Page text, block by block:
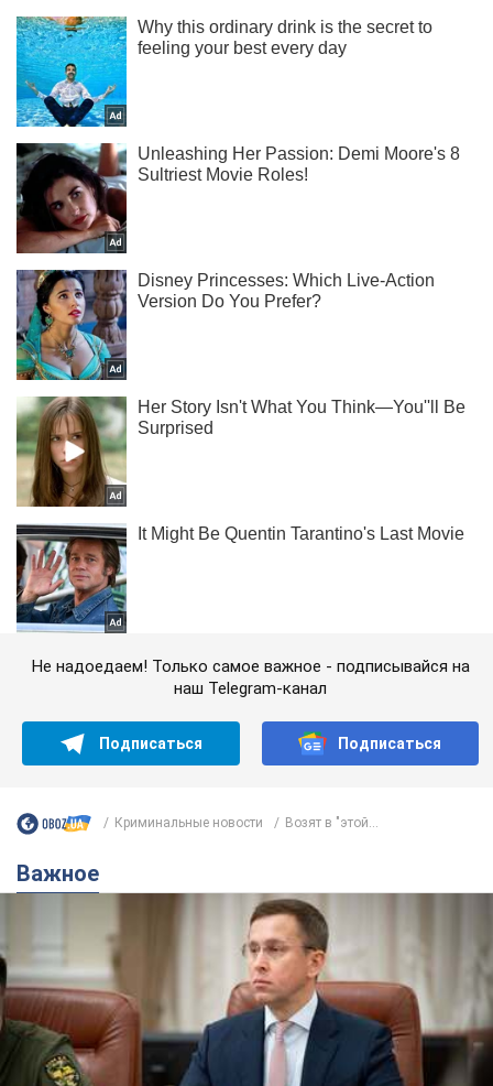
Не надоедаем! Только самое важное - подписывайся на
наш Telegram-канал
Подписаться Подписаться
Криминальные новости Возят в "этой...
Важное